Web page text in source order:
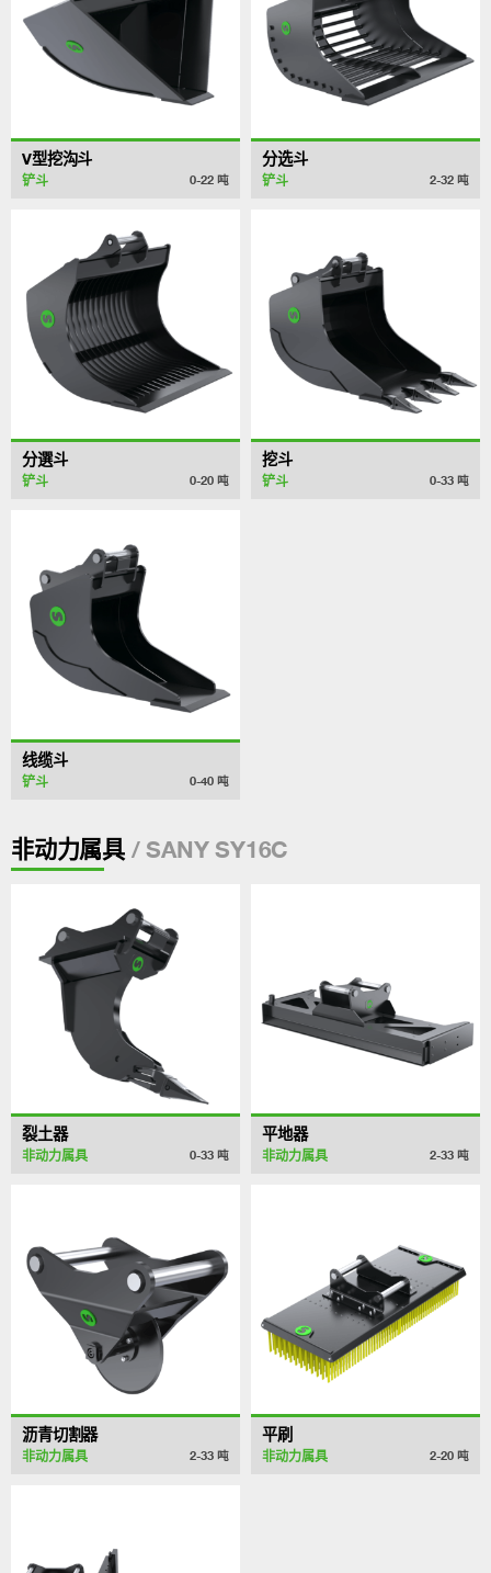
V型挖沟斗
铲斗 0-22 吨
分选斗
铲斗 2-32 吨
分選斗
铲斗 0-20 吨
挖斗
铲斗 0-33 吨
线缆斗
铲斗 0-40 吨
非动力属具/ SANY SY16C
裂土器
非动力属具 0-33 吨
平地器
非动力属具 2-33 吨
沥青切割器
非动力属具 2-33 吨
平刷
非动力属具 2-20 吨